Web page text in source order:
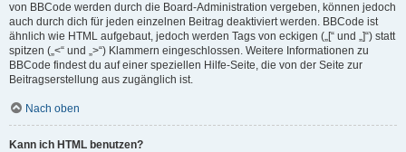
von BBCode werden durch die Board-Administration vergeben, können jedoch
auch durch dich für jeden einzelnen Beitrag deaktiviert werden. BBCode ist
ähnlich wie HTML aufgebaut, jedoch werden Tags von eckigen („[“ und „]“) statt
spitzen („<“ und „>“) Klammern eingeschlossen. Weitere Informationen zu
BBCode findest du auf einer speziellen Hilfe-Seite, die von der Seite zur
Beitragserstellung aus zugänglich ist.
Nach oben
Kann ich HTML benutzen?